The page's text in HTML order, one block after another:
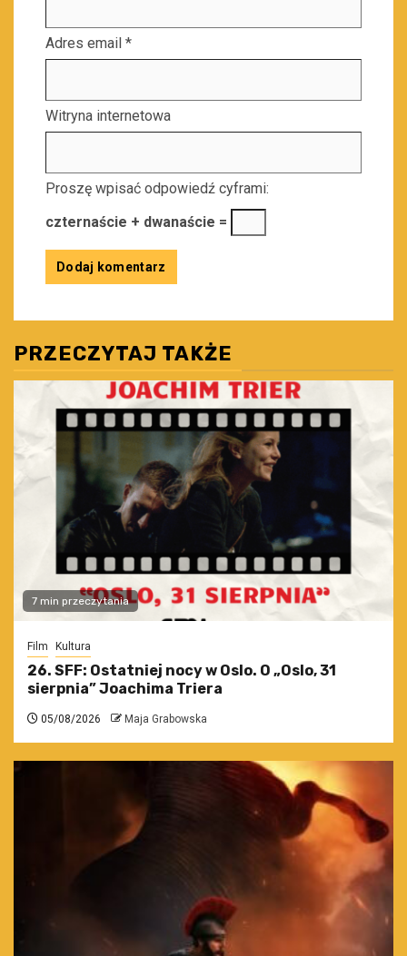
Adres email *
Witryna internetowa
Proszę wpisać odpowiedź cyframi:
czternaście + dwanaście =
PRZECZYTAJ TAKŻE
7 min przeczytania
Film Kultura
26. SFF: Ostatniej nocy w Oslo. O „Oslo, 31
sierpnia” Joachima Triera
05/08/2026 Maja Grabowska